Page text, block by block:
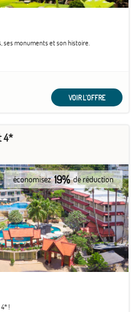
ses monuments et son histoire.
VOIR L'OFFRE
4*
économisez 19% de réduction
!